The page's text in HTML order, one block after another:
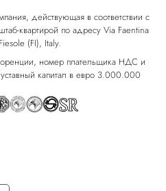
действующая в соответствии с
квартирой по адресу Via Faentina
(FI), Italy.
номер плательщика НДС и
капитал в евро 3.000.000